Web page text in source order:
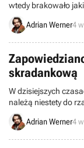
wtedy brakowało
tej produkcji. Na
postanowił
Adrian Werner4
skradankową
W dzisiejszych
należą niestety do
chce być jednym z
wcielenie się w
Adrian Werner4